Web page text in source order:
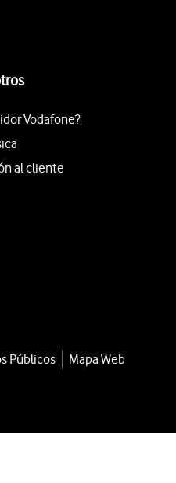
Vodafone?
al cliente
Públicos
Mapa Web